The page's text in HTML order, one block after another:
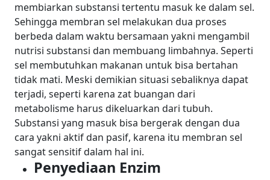
membiarkan substansi tertentu masuk ke dalam sel.
Sehingga membran sel melakukan dua proses
berbeda dalam waktu bersamaan yakni mengambil
nutrisi substansi dan membuang limbahnya. Seperti
sel membutuhkan makanan untuk bisa bertahan
tidak mati. Meski demikian situasi sebaliknya dapat
terjadi, seperti karena zat buangan dari
metabolisme harus dikeluarkan dari tubuh.
Substansi yang masuk bisa bergerak dengan dua
cara yakni aktif dan pasif, karena itu membran sel
sangat sensitif dalam hal ini.
Penyediaan Enzim